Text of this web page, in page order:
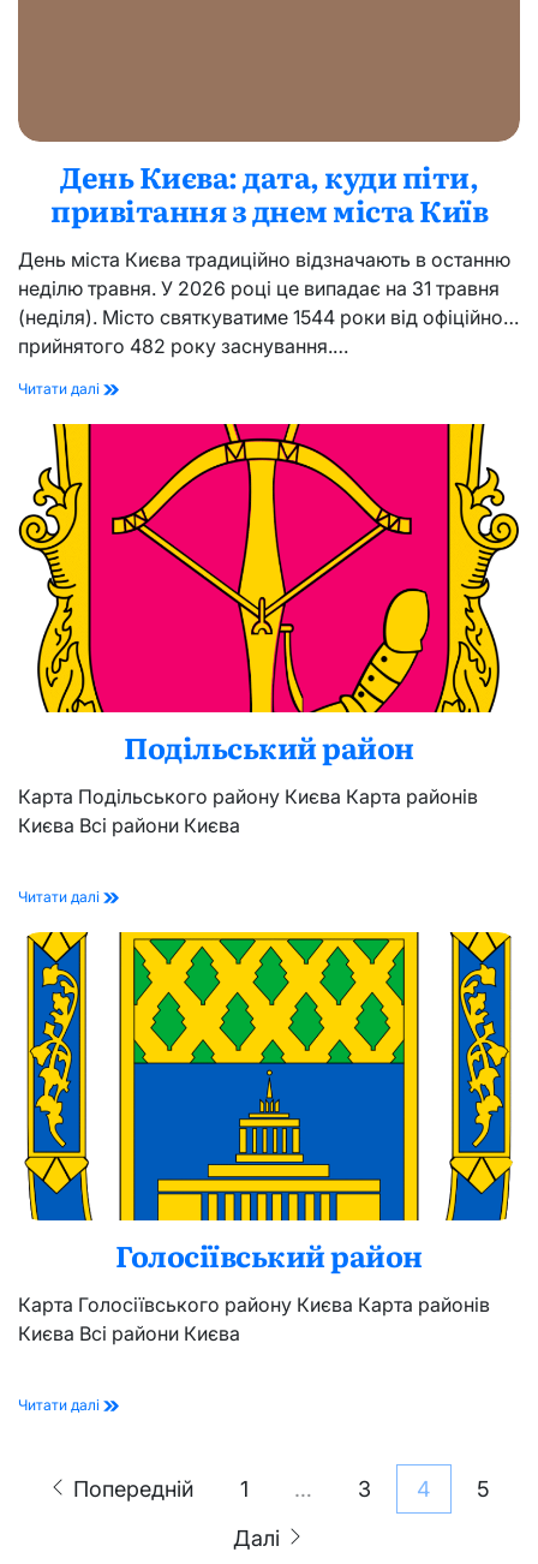
День Києва: дата, куди піти,
привітання з днем міста Київ
День міста Києва традиційно відзначають в останню
неділю травня. У 2026 році це випадає на 31 травня
(неділя). Місто святкуватиме 1544 роки від офіційно
прийнятого 482 року заснування.…
Читати далі День
привітання
днем
Подільський район
Карта Подільського району Києва Карта районів
Києва Всі райони Києва
Читати далі Подільський
Голосіївський район
Карта Голосіївського району Києва Карта районів
Києва Всі райони Києва
Читати далі Голосіївський
Пагінація
записів
Попередній 1 … 3 4
5
Далі